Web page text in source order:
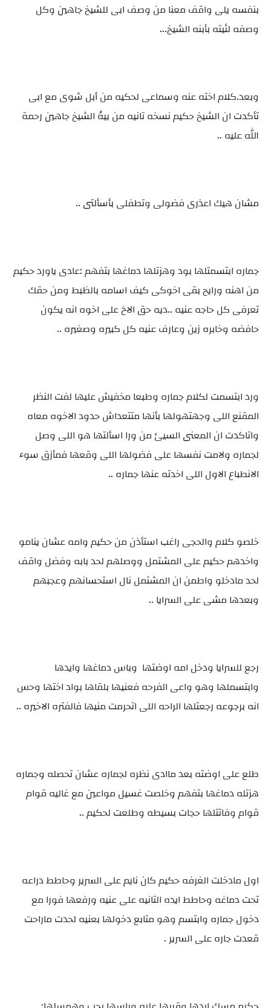
بنفسه يلى واقف معنا من وصف ابى للشيخ جاهين وكل
وصفه لئيته بأبنه الشيخ...
وبعد.كلام اخته عنه وسماعى لحكيه من أبل شوى مع ابى
تأكدت ان الشيخ حكيم نسخه تانيه من بيهُ الشيخ جاهين رحمة
الله عليه ..
مشان هيك اعذرى فضولى وتطفلى بأسألتى ..
جماره ابتسمتلها بود وهزتلها دماغها بتفهم :عادى ياورد حكيم
من اهنه ورايح بقى اخوكى كيف اسامه بالظبط ومن حقك
تعرفى كل حاجه عنيه ..ديه حق الاخ على اخوه انه يكون
حافضه وخابره زين وعارف عنيه كل كبيره وصغيره ..
ورد ابتسمت لكلام جماره وطبعا مخفيش عليها لفت النظر
المقنع اللى وجهتهولها بأنها متتعداش حدود الاخوه معاه
واتاكدت ان المعنى السيئ من ورا اسألتها هو اللى وصل
لجماره ولامت نفسها على فضولها اللى وقعها فمأزق سوء
الانطباع الاول اللى اخدته عنها جماره ..
خلصو كلام والحجى راغب استأذن من حكيم وامه عشان ينامو
واخدهم حكيم على المشتمل ووصلهم لحد بابه وفضل واقف
لحد مادخلو واطمن ان المشتمل نال استحسانهم وعجبهم
وبعدها مشى على السرايا ..
رجع للسرايا ودخل امه اوضتها وباس دماغها وايدها
وابتسملها وهو واعى الفرحه فعنيها بلقاها بواد اختها وحس
انه برجوعه رجعتلها الراحه اللى اتحرمت منيها فالفتره الاخيره ..
طلع على اوضته بعد ماادى نظره لجماره عشان تحصله وجماره
هزتله دماغها بتفهم وخلصت غسيل مواعين مع غاليه قوام
قوام وفاتتلها حجات بسيطه وطلعت لحكيم ..
اول مادخلت الغرفه حكيم كان نايم على السرير وحاطط دراعه
تحت دماغه وحاطط ايده التانيه على عنيه ورفعها فورا مع
دخول جماره وابتسم وهو متابع دخولها بعنيه لحدت ماراحت
قعدت جاره على السرير .